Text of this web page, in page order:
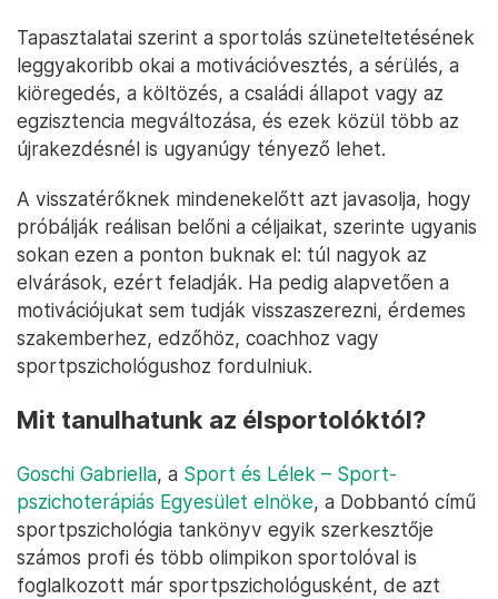
Tapasztalatai szerint a sportolás szüneteltetésének
leggyakoribb okai a motivációvesztés, a sérülés, a
kiöregedés, a költözés, a családi állapot vagy az
egzisztencia megváltozása, és ezek közül több az
újrakezdésnél is ugyanúgy tényező lehet.
A visszatérőknek mindenekelőtt azt javasolja, hogy
próbálják reálisan belőni a céljaikat, szerinte ugyanis
sokan ezen a ponton buknak el: túl nagyok az
elvárások, ezért feladják. Ha pedig alapvetően a
motivációjukat sem tudják visszaszerezni, érdemes
szakemberhez, edzőhöz, coachhoz vagy
sportpszichológushoz fordulniuk.
Mit tanulhatunk az élsportolóktól?
Goschi Gabriella, a Sport és Lélek – Sport-
pszichoterápiás Egyesület elnöke, a Dobbantó című
sportpszichológia tankönyv egyik szerkesztője
számos profi és több olimpikon sportolóval is
foglalkozott már sportpszichológusként, de azt